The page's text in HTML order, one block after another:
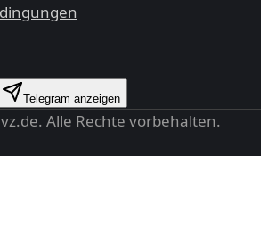
Telegram anzeigen
. Alle Rechte vorbehalten.